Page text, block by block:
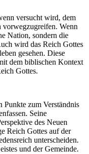
versucht wird, dem
vorwegzugreifen. Wenn
Nation, sondern die
wird das Reich Gottes
gesehen. Diese
dem biblischen Kontext
Gottes.
Punkte zum Verständnis
Seine
des Neuen
Reich Gottes auf der
unterscheiden.
und der Gemeinde.